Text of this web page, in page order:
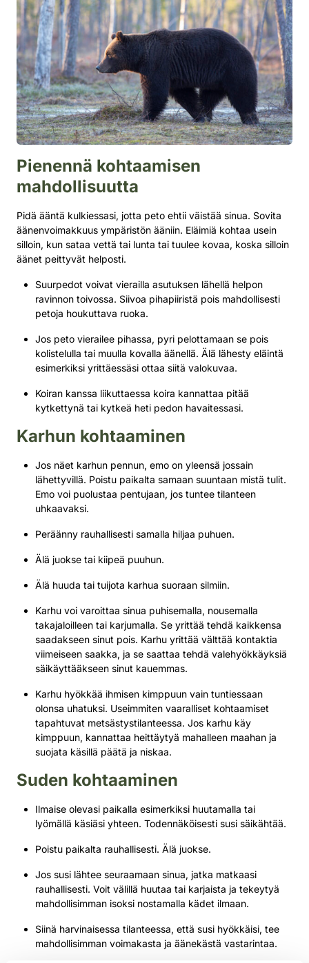
Pienennä kohtaamisen
mahdollisuutta
Pidä ääntä kulkiessasi, jotta peto ehtii väistää sinua. Sovita
äänenvoimakkuus ympäristön ääniin. Eläimiä kohtaa usein
silloin, kun sataa vettä tai lunta tai tuulee kovaa, koska silloin
äänet peittyvät helposti.
Suurpedot voivat vierailla asutuksen lähellä helpon
ravinnon toivossa. Siivoa pihapiiristä pois mahdollisesti
petoja houkuttava ruoka.
Jos peto vierailee pihassa, pyri pelottamaan se pois
kolistelulla tai muulla kovalla äänellä. Älä lähesty eläintä
esimerkiksi yrittäessäsi ottaa siitä valokuvaa.
Koiran kanssa liikuttaessa koira kannattaa pitää
kytkettynä tai kytkeä heti pedon havaitessasi.
Karhun kohtaaminen
Jos näet karhun pennun, emo on yleensä jossain
lähettyvillä. Poistu paikalta samaan suuntaan mistä tulit.
Emo voi puolustaa pentujaan, jos tuntee tilanteen
uhkaavaksi.
Peräänny rauhallisesti samalla hiljaa puhuen.
Älä juokse tai kiipeä puuhun.
Älä huuda tai tuijota karhua suoraan silmiin.
Karhu voi varoittaa sinua puhisemalla, nousemalla
takajaloilleen tai karjumalla. Se yrittää tehdä kaikkensa
saadakseen sinut pois. Karhu yrittää välttää kontaktia
viimeiseen saakka, ja se saattaa tehdä valehyökkäyksiä
säikäyttääkseen sinut kauemmas.
Karhu hyökkää ihmisen kimppuun vain tuntiessaan
olonsa uhatuksi. Useimmiten vaaralliset kohtaamiset
tapahtuvat metsästystilanteessa. Jos karhu käy
kimppuun, kannattaa heittäytyä mahalleen maahan ja
suojata käsillä päätä ja niskaa.
Suden kohtaaminen
Ilmaise olevasi paikalla esimerkiksi huutamalla tai
lyömällä käsiäsi yhteen. Todennäköisesti susi säikähtää.
Poistu paikalta rauhallisesti. Älä juokse.
Jos susi lähtee seuraamaan sinua, jatka matkaasi
rauhallisesti. Voit välillä huutaa tai karjaista ja tekeytyä
mahdollisimman isoksi nostamalla kädet ilmaan.
Siinä harvinaisessa tilanteessa, että susi hyökkäisi, tee
mahdollisimman voimakasta ja äänekästä vastarintaa.